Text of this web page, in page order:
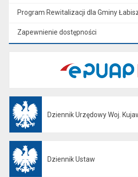
Program Rewitalizacji dla Gminy
Zapewnienie dostępności
Dziennik Urzędowy Woj.
Dziennik Ustaw